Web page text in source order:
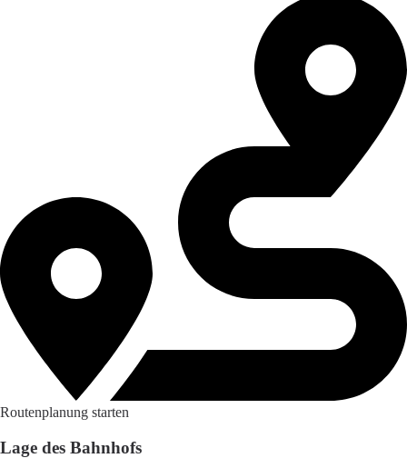
Routenplanung starten
Lage des Bahnhofs